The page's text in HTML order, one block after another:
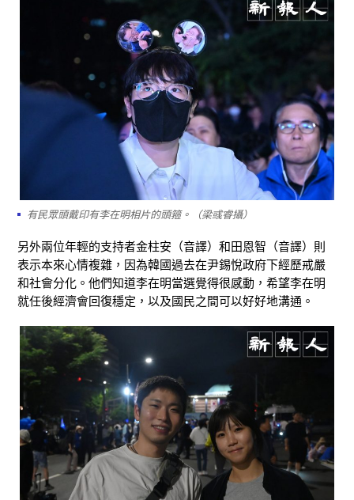
有民眾頭戴印有李在明相片的頭箍。（梁彧睿攝）
另外兩位年輕的支持者金柱安（音譯）和田恩智（音譯）則
表示本來心情複雜，因為韓國過去在尹錫悅政府下經歷戒嚴
和社會分化。他們知道李在明當選覺得很感動，希望李在明
就任後經濟會回復穩定，以及國民之間可以好好地溝通。